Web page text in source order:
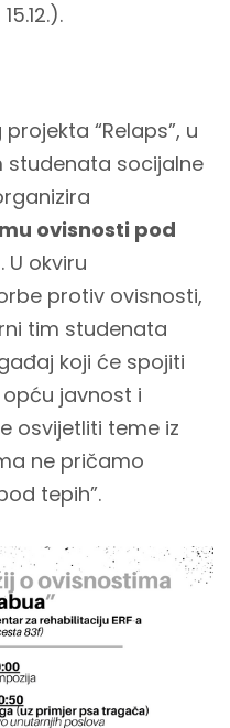
“Relaps”, u
studenata socijalne
ovisnosti pod
. U okviru
protiv ovisnosti,
tim studenata
koji će spojiti
javnost i
osvijetliti teme iz
ne pričamo
tepih”.